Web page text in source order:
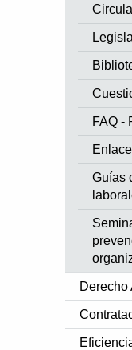
FAQ -
Guías
Derecho